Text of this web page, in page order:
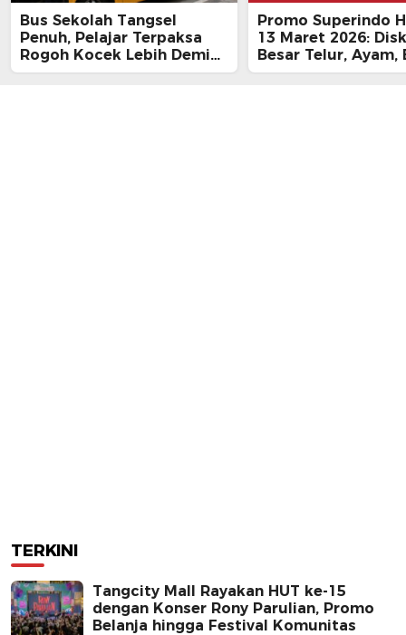
Bus Sekolah Tangsel
Penuh, Pelajar Terpaksa
Rogoh Kocek Lebih Demi
Tiba Tepat Waktu
Promo Superindo
13 Maret 2026:
Besar Telur, Ayam,
hingga Daging,
TERKINI
Tangcity Mall Rayakan HUT ke-15
dengan Konser Rony Parulian, Promo
Belanja hingga Festival Komunitas